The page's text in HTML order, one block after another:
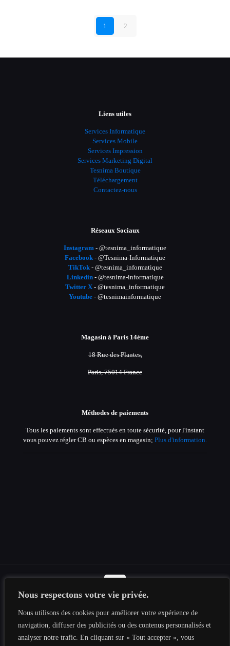
Nous respectons votre vie privée.
Nous utilisons des cookies pour améliorer votre expérience de
navigation, diffuser des publicités ou des contenus personnalisés et
analyser notre trafic. En cliquant sur « Tout accepter », vous
1 2
Liens utiles
Services Informatique
Services Mobile
Services Impression
Services Marketing Digital
Tesnima Boutique
Téléchargement
Contactez-nous
Réseaux Sociaux
Instagram - @tesnima_informatique
Facebook - @Tesnima-Informatique
TikTok- @tesnima_informatique
Linkedin- @tesnima-informatique
Twitter X - @tesnima_informatique
Youtube - @tesnimainformatique
Magasin à Paris 14ème
18 Rue des Plantes,
Paris, 75014 France
Méthodes de paiements
Tous les paiements sont effectués en toute sécurité, pour l'instant
vous pouvez régler CB ou espèces en magasin; Plus d'information.
Informatique|Mentions légales|Politique de confidentialité
Plan du site